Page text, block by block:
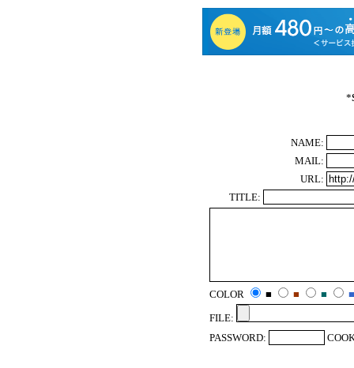
*
NAME:
MAIL:
URL:
TITLE:
COLOR ■ ■ ■
■
FILE:
PASSWORD: